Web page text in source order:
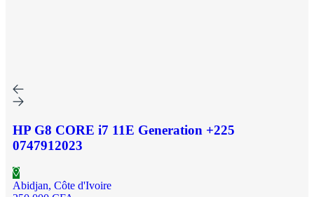
HP G8 CORE i7 11E Generation +225
0747912023
Abidjan, Côte d'Ivoire